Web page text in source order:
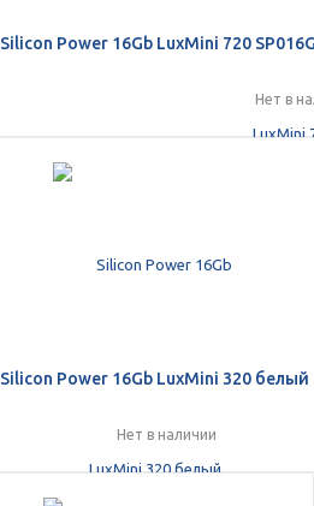
Silicon Power 16Gb LuxMini 720
Нет в
Silicon Power 16Gb LuxMini 320 белый
Нет в наличии